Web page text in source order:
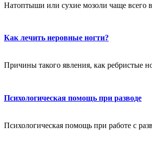
Натоптыши или сухие мозоли чаще всего
Как лечить неровные ногти?
Причины такого явления, как ребристые
Психологическая помощь при разводе
Психологическая помощь при работе с